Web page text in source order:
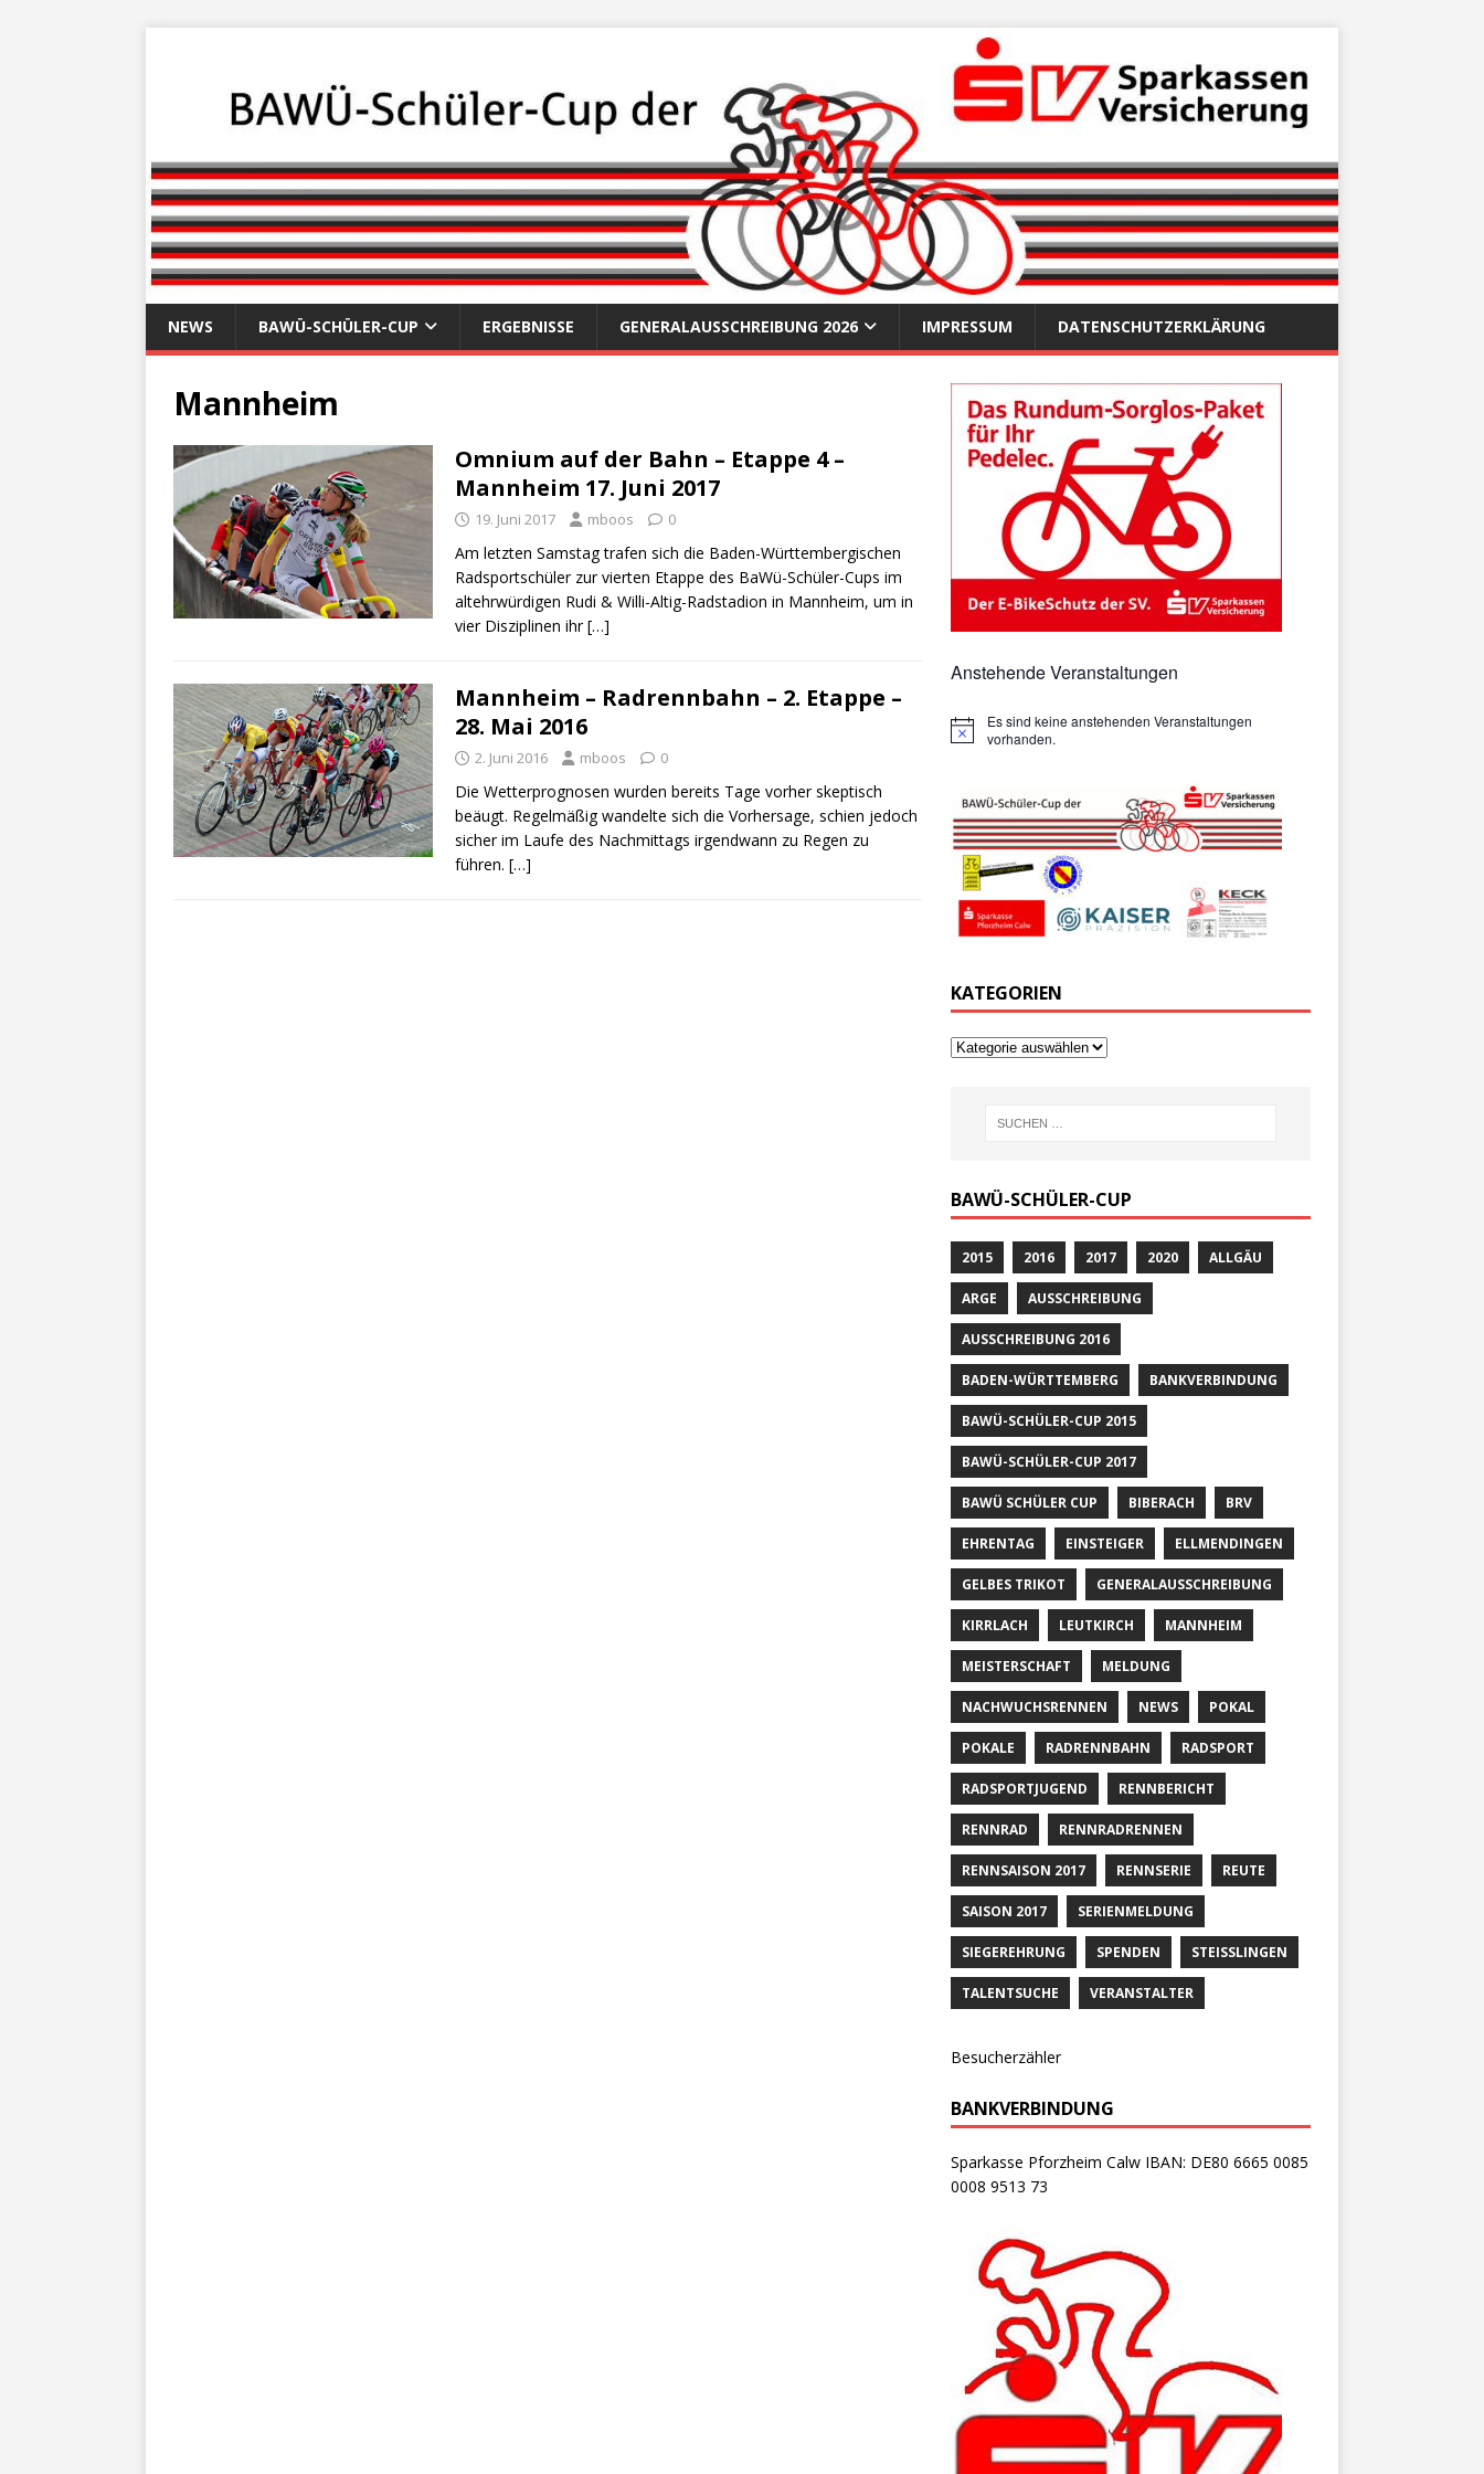
NEWS BAWÜ-SCHÜLER-CUP ERGEBNISSE GENERALAUSSCHREIBUNG 2026 IMPRESSUM DATENSCHUTZERKLÄRUNG
Mannheim
Omnium auf der Bahn – Etappe 4 –
Mannheim 17. Juni 2017
19. Juni 2017 mboos 0
Am letzten Samstag trafen sich die Baden-Württembergischen
Radsportschüler zur vierten Etappe des BaWü-Schüler-Cups im
altehrwürdigen Rudi & Willi-Altig-Radstadion in Mannheim, um in
vier Disziplinen ihr[…]
Mannheim – Radrennbahn – 2. Etappe –
28. Mai 2016
2. Juni 2016 mboos 0
Die Wetterprognosen wurden bereits Tage vorher skeptisch
beäugt. Regelmäßig wandelte sich die Vorhersage, schien jedoch
sicher im Laufe des Nachmittags irgendwann zu Regen zu
führen. […]
Anstehende Veranstaltungen
H
i
s
Es sind keine anstehenden Veranstaltungen
vorhanden.
KATEGORIEN
BAWÜ-SCHÜLER-CUP
2015 2016 2017 2020 ALLGÄU
ARGE AUSSCHREIBUNG
AUSSCHREIBUNG 2016
BADEN-WÜRTTEMBERG BANKVERBINDUNG
BAWÜ-SCHÜLER-CUP 2015
BAWÜ-SCHÜLER-CUP 2017
BAWÜ SCHÜLER CUP BIBERACH BRV
EHRENTAG EINSTEIGER ELLMENDINGEN
GELBES TRIKOT GENERALAUSSCHREIBUNG
KIRRLACH LEUTKIRCH MANNHEIM
MEISTERSCHAFT MELDUNG
NACHWUCHSRENNEN NEWS POKAL
POKALE RADRENNBAHN RADSPORT
RADSPORTJUGEND RENNBERICHT
RENNRAD RENNRADRENNEN
RENNSAISON 2017 RENNSERIE REUTE
SAISON 2017 SERIENMELDUNG
SIEGEREHRUNG SPENDEN STEISSLINGEN
TALENTSUCHE VERANSTALTER
Besucherzähler
BANKVERBINDUNG
Sparkasse Pforzheim Calw IBAN: DE80 6665 0085
0008 9513 73